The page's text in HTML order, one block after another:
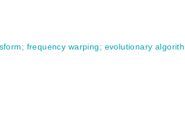
; frequency warping; evolutionary